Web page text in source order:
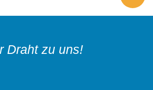
Draht zu uns!